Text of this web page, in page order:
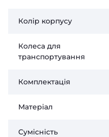
Колір корпусу
Колеса для
транспортування
Комплектація
Матеріал
Сумісність